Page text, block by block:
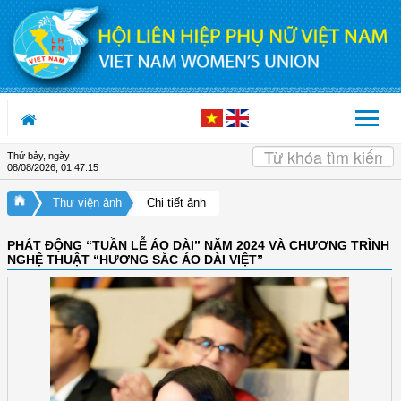
Truy cập nội dung luôn
Thứ bảy, ngày
08/08/2026, 01:47:16
Thư viện ảnh Chi tiết ảnh
PHÁT ĐỘNG “TUẦN LỄ ÁO DÀI” NĂM 2024 VÀ CHƯƠNG TRÌNH
NGHỆ THUẬT “HƯƠNG SẮC ÁO DÀI VIỆT”